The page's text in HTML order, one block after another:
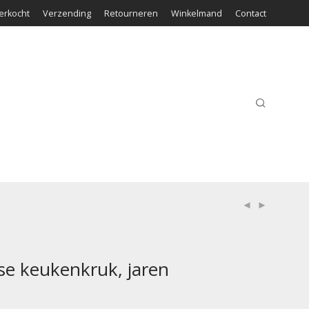
Verzending Retourneren Winkelmand Contact
keukenkruk, jaren